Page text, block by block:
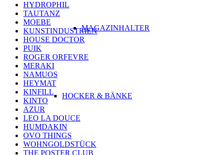
MAGAZINHALTER
HOCKER & BÄNKE
HYDROPHIL
TAUTANZ
MOEBE
KUNSTINDUSTRIEN
HOUSE DOCTOR
PUIK
ROGER ORFEVRE
MERAKI
NAMUOS
HEYMAT
KINFILL
KINTO
AZUR
LEO LA DOUCE
HUMDAKIN
OVO THINGS
WOHNGOLDSTÜCK
THE POSTER CLUB